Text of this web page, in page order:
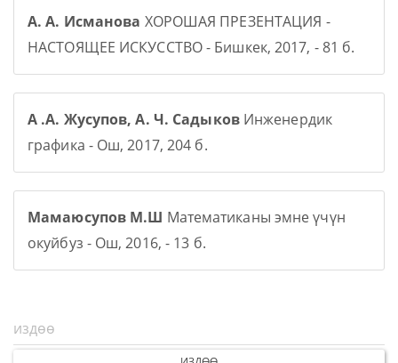
А. А. Исманова ХОРОШАЯ ПРЕЗЕНТАЦИЯ -
НАСТОЯЩЕЕ ИСКУССТВО - Бишкек, 2017, - 81 б.
А .А. Жусупов, А. Ч. Садыков Инженердик
графика - Ош, 2017, 204 б.
Мамаюсупов М.Ш Математиканы эмне үчүн
окуйбуз - Ош, 2016, - 13 б.